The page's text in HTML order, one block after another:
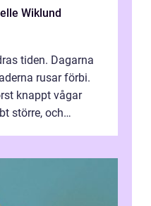
Wiklund
tiden. Dagarna
rusar förbi.
knappt vågar
större, och